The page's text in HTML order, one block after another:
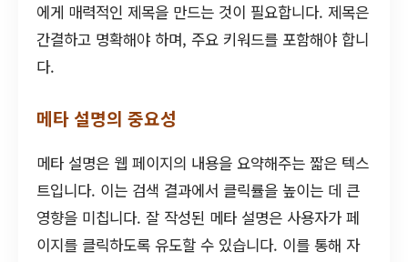
에게 매력적인 제목을 만드는 것이 필요합니다. 제목은
간결하고 명확해야 하며, 주요 키워드를 포함해야 합니
다.
메타 설명의 중요성
메타 설명은 웹 페이지의 내용을 요약해주는 짧은 텍스
트입니다. 이는 검색 결과에서 클릭률을 높이는 데 큰
영향을 미칩니다. 잘 작성된 메타 설명은 사용자가 페
이지를 클릭하도록 유도할 수 있습니다. 이를 통해 자